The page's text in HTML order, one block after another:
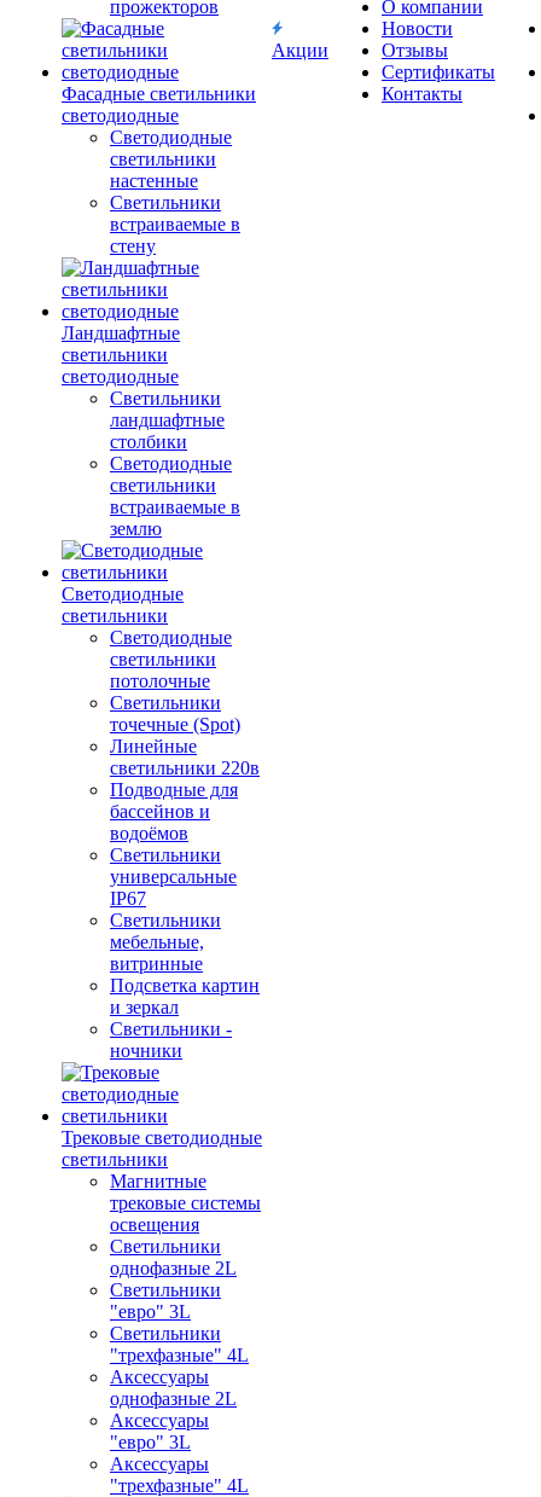
прожекторов
Фасадные светильники
светодиодные
Светодиодные
светильники
настенные
Светильники
встраиваемые в
стену
Ландшафтные
светильники
светодиодные
Светильники
ландшафтные
столбики
Светодиодные
светильники
встраиваемые в
землю
Светодиодные
светильники
Светодиодные
светильники
потолочные
Светильники
точечные (Spot)
Линейные
светильники 220в
Подводные для
бассейнов и
водоёмов
Светильники
универсальные
IP67
Светильники
мебельные,
витринные
Подсветка картин
и зеркал
Светильники -
ночники
Трековые светодиодные
светильники
Магнитные
трековые системы
освещения
Светильники
однофазные 2L
Светильники
"евро" 3L
Светильники
"трехфазные" 4L
Аксессуары
однофазные 2L
Аксессуары
"евро" 3L
Аксессуары
"трехфазные" 4L
Акции
О компании
Новости
Отзывы
Сертификаты
Контакты